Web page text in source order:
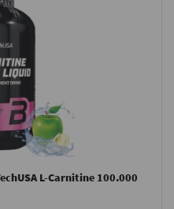
L-Carnitine 100.000